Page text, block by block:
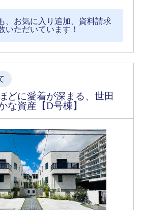
、お気に入り追加、資料請求
いただいています！
どに愛着が深まる、世田
な資産【D号棟】